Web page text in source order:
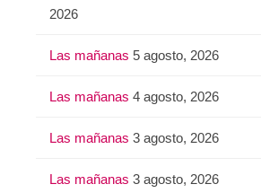
2026
Las mañanas 5 agosto, 2026
Las mañanas 4 agosto, 2026
Las mañanas 3 agosto, 2026
Las mañanas 3 agosto, 2026